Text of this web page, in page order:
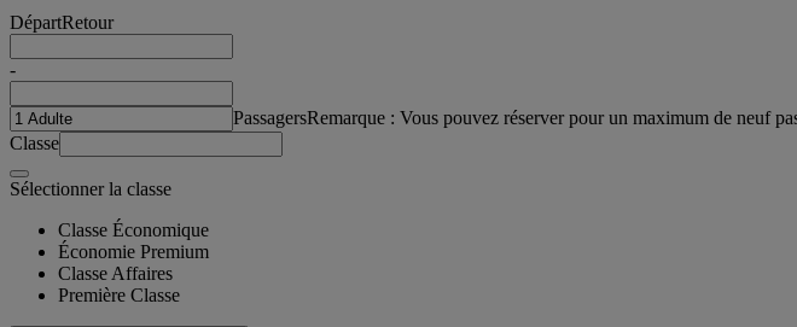
DépartRetour
-
PassagersRemarque : Vous pouvez réserver pour un maximum de neuf
Classe
Sélectionner la classe
Classe Économique
Économie Premium
Classe Affaires
Première Classe